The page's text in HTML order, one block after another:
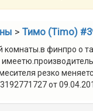
> Тимо (Timo)
комнаты.в финпро о
резко
от